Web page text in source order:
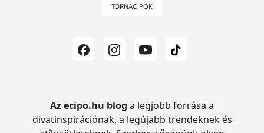
TORNACIPŐK
Az ecipo.hu blog a legjobb forrása a
divatinspirációnak, a legújabb trendeknek és